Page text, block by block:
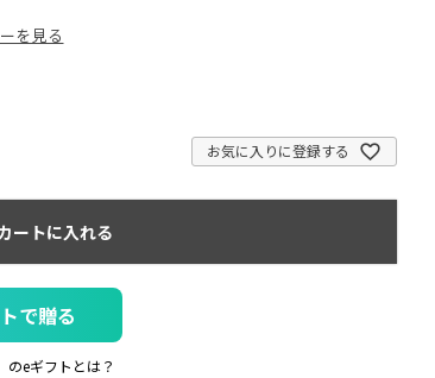
を見る
お気に入りに登録する
ートに入れる
で贈る
のeギフトとは？